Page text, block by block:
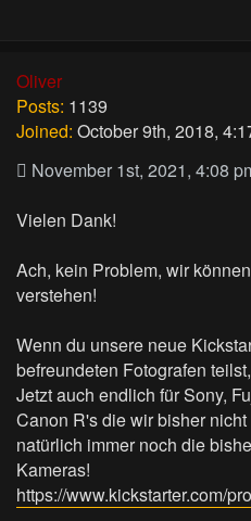
Oliver
Posts: 1139
Joined: October 9th, 2018,
November 1st, 2021, 4:08
Vielen Dank!
Ach, kein Problem, wir
verstehen!
Wenn du unsere neue
befreundeten Fotografen
Jetzt auch endlich für Sony,
Canon R's die wir bisher
natürlich immer noch die
Kameras!
https://www.kickstarter.com/